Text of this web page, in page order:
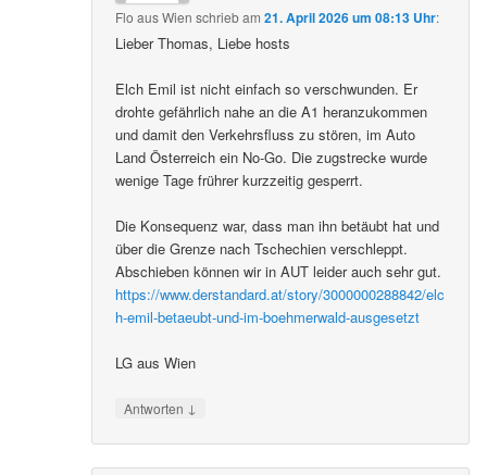
Flo aus Wien schriebam21. April 2026 um 08:13 Uhr:
Lieber Thomas, Liebe hosts
Elch Emil ist nicht einfach so verschwunden. Er
drohte gefährlich nahe an die A1 heranzukommen
und damit den Verkehrsfluss zu stören, im Auto
Land Österreich ein No-Go. Die zugstrecke wurde
wenige Tage frührer kurzzeitig gesperrt.
Die Konsequenz war, dass man ihn betäubt hat und
über die Grenze nach Tschechien verschleppt.
Abschieben können wir in AUT leider auch sehr gut.
https://www.derstandard.at/story/3000000288842/elc
h-emil-betaeubt-und-im-boehmerwald-ausgesetzt
LG aus Wien
Antworten ↓